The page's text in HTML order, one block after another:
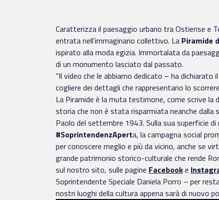
Caratterizza il paesaggio urbano tra Ostiense e
entrata nell’immaginario collettivo. La Piramide
ispirato alla moda egizia. Immortalata da
di un monumento lasciato dal passato.
“Il video che le abbiamo dedicato – ha
cogliere dei dettagli che rappresentano lo
La Piramide è la muta testimone, come scrive la
storia che non è stata risparmiata neanche dalla
Paolo del settembre 1943. Sulla sua superficie
#SoprintendenzAperta, la campagna social
per conoscere meglio e più da vicino, anche se
grande patrimonio storico-culturale che rende
sul nostro sito, sulle pagine Facebooke
Soprintendente Speciale Daniela Porro – per
nostri luoghi della cultura appena sarà di nuovo